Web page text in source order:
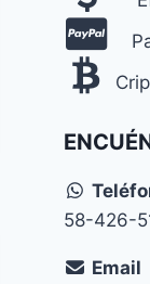
58-426-
Email